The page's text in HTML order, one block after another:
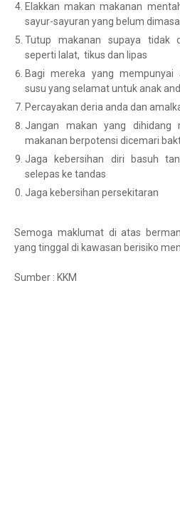
Elakkan makan makanan
sayur-sayuran yang belum
Tutup makanan supaya tidak
seperti lalat, tikus dan lipas
Bagi mereka yang mempunyai
susu yang selamat untuk anak
Percayakan deria anda dan
Jangan makan yang
makanan berpotensi dicemari
Jaga kebersihan diri basuh
selepas ke tandas
Jaga kebersihan persekitaran
Semoga maklumat di atas
yang tinggal di kawasan berisiko
Sumber : KKM